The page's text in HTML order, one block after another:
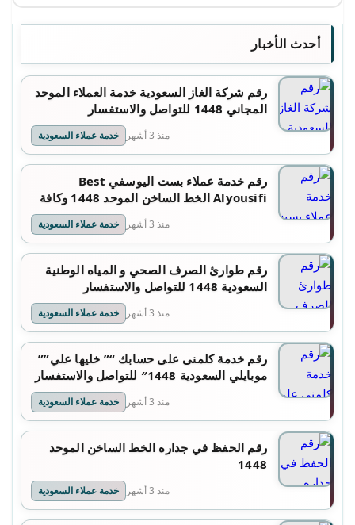
أحدث الأخبار
رقم شركة الغاز السعودية خدمة العملاء الموحد
المجاني 1448 للتواصل والاستفسار
منذ 3 أشهر خدمة عملاء السعودية
رقم خدمة عملاء بست اليوسفي Best
Alyousifi الخط الساخن الموحد 1448 وكافة
منذ 3 أشهر خدمة عملاء السعودية
رقم طوارئ الصرف الصحي و المياه الوطنية
السعودية 1448 للتواصل والاستفسار
منذ 3 أشهر خدمة عملاء السعودية
رقم خدمة كلمنى على حسابك “” خليها علي””
موبايلي السعودية 1448″ للتواصل والاستفسار
منذ 3 أشهر خدمة عملاء السعودية
رقم الحفظ في جداره الخط الساخن الموحد
1448
منذ 3 أشهر خدمة عملاء السعودية